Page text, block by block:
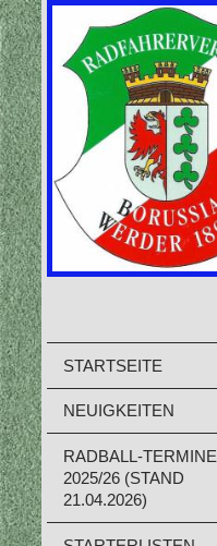
STARTSEITE
NEUIGKEITEN
RADBALL-TERMINE
2025/26 (STAND
21.04.2026)